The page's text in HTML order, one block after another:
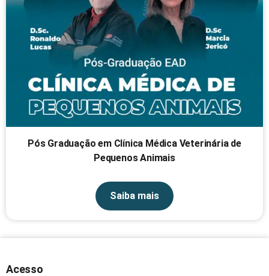
Pós Graduação em Clínica Médica Veterinária de
Pequenos Animais
Saiba mais
Acesso